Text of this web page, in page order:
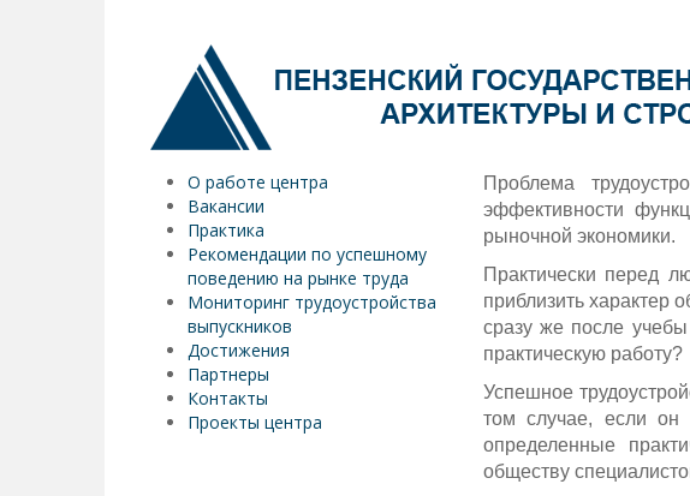
О работе центра
Вакансии
Практика
Рекомендации по успешному
поведению на рынке труда
Мониторинг трудоустройства
выпускников
Достижения
Партнеры
Контакты
Проекты центра
Проблема
эффективности
рыночной экономики.
Практически перед
приблизить характер
сразу же после
практическую работу?
Успешное
том случае, если
определенные
обществу